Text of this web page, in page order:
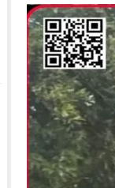
ضد تعيين “ندالا”